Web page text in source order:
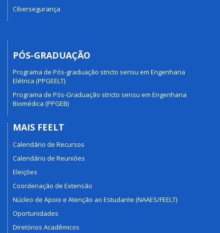
Cibersegurança
PÓS-GRADUAÇÃO
Programa de Pós-graduação stricto sensu em Engenharia
Elétrica (PPGEELT)
Programa de Pós-Graduação stricto sensu em Engenharia
Biomédica (PPGEB)
MAIS FEELT
Calendário de Recursos
Calendário de Reuniões
Eleições
Coordenação de Extensão
Núcleo de Apoio e Atenção ao Estudante (NAAES/FEELT)
Oportunidades
Diretórios Acadêmicos